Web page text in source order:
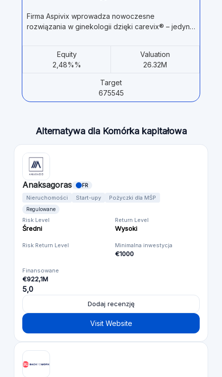
Firma Aspivix wprowadza nowoczesne
rozwiązania w ginekologii dzięki carevix® – jedyn…
Equity
2,48%%
Valuation
26.32M
Target
675545
Alternatywa dla Komórka kapitałowa
Anaksagoras FR
Nieruchomości Start-upy Pożyczki dla MŚP
Regulowane
Risk Level
Średni
Return Level
Wysoki
Risk Return Level Minimalna inwestycja
€1000
Finansowane
€922,1M
5,0
Dodaj recenzję
Visit Website